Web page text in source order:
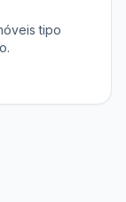
tipo